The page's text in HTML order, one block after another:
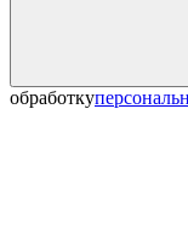
обработку